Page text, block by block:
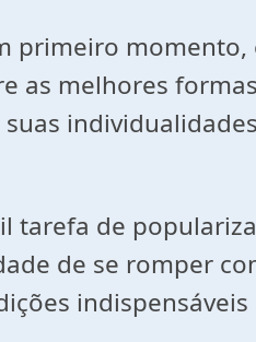
primeiro
as melhores
tarefa de
de se romper